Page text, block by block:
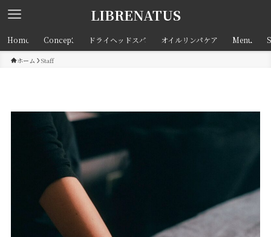
LIBRENATUS
Home Concept ドライヘッドスパ オイルリンパケア Menu
ホーム Staff